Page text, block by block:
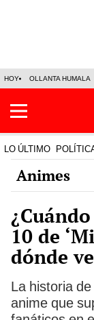
HOY OLLANTA HUMALA
LO ÚLTIMO
Animes
10 de
dónde
La historia
anime que